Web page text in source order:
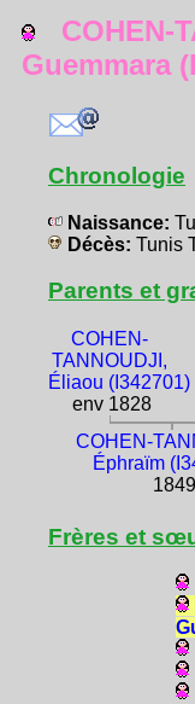
COHEN-
Guemmara
Chronologie
Naissance:
Décès: Tunis
Parents et
COHEN-
TANNOUDJI,
Éliaou (I342701)
env 1828
COHEN-
Éphraïm
1849
Frères et